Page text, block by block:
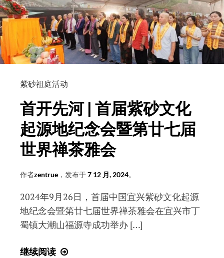
辨
紫砂祖庭活动
首开先河 | 首届紫砂文化
起源地纪念会暨第廿七届
世界禅茶雅会
作者zentrue ，发布于7 12 月, 2024。
2024年9月26日，首届中国宜兴紫砂文化起源
地纪念会暨第廿七届世界禅茶雅会在宜兴市丁
蜀镇大潮山福源寺成功举办 […]
继续阅读